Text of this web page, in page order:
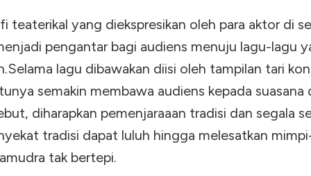
teaterikal yang diekspresikan oleh para aktor di
pengantar bagi audiens menuju lagu-lagu
lagu dibawakan diisi oleh tampilan tari
semakin membawa audiens kepada suasana
diharapkan pemenjaraaan tradisi dan segala
tradisi dapat luluh hingga melesatkan
tak bertepi.